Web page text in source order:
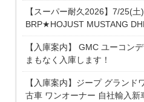
【スーパー耐久2026】7/25(
BRP★HOJUST MUSTANG
【入庫案内】 GMC ユーコン
まもなく入庫します！
【入庫案内】ジープ グランド
古車 ワンオーナー 自社輸入新